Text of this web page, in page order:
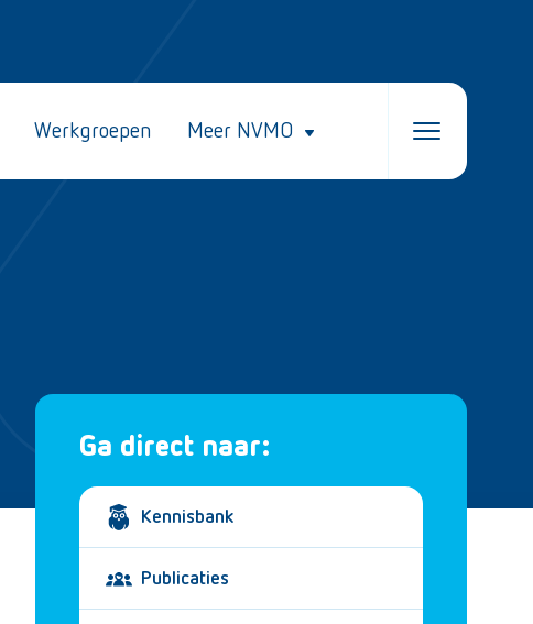
Werkgroepen Meer NVMO
Ga direct naar:
Kennisbank
Publicaties